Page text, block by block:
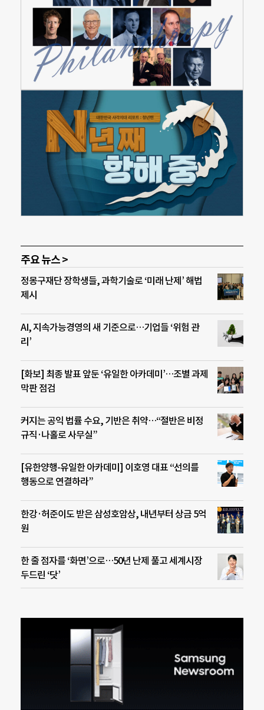
주요 뉴스 >
정몽구재단 장학생들, 과학기술로 ‘미래 난제’ 해법
제시
AI, 지속가능경영의 새 기준으로…기업들 ‘위험 관
리’
[화보] 최종 발표 앞둔 ‘유일한 아카데미’…조별 과제
막판 점검
커지는 공익 법률 수요, 기반은 취약…“절반은 비정
규직·나홀로 사무실”
[유한양행-유일한 아카데미] 이호영 대표 “선의를
행동으로 연결하라”
한강·허준이도 받은 삼성호암상, 내년부터 상금 5억
원
한 줄 점자를 ‘화면’으로…50년 난제 풀고 세계시장
두드린 ‘닷’